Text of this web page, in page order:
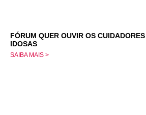
FÓRUM QUER OUVIR OS
IDOSAS
SAIBA MAIS >